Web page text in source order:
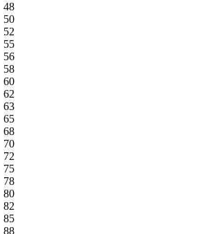
48
50
52
55
56
58
60
62
63
65
68
70
72
75
78
80
82
85
88